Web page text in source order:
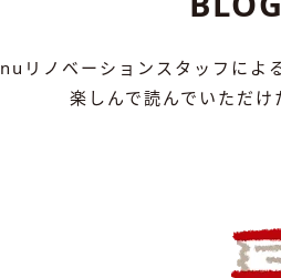
nuリノベーションスタッフによ
楽しんで読んでいただけ